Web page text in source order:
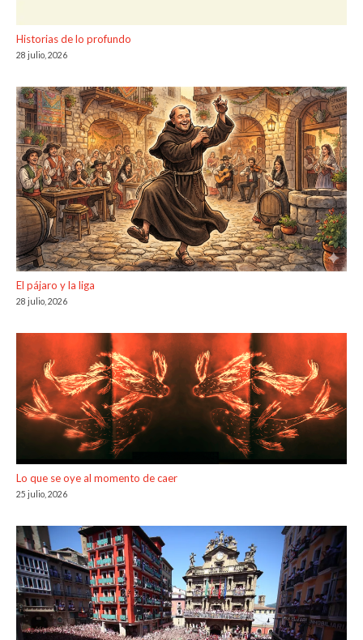
Historias de lo profundo
28 julio, 2026
El pájaro y la liga
28 julio, 2026
Lo que se oye al momento de caer
25 julio, 2026